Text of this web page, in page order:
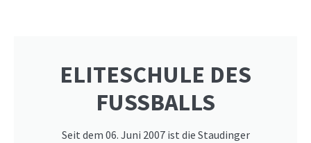
ELITESCHULE DES
FUSSBALLS
Seit dem 06. Juni 2007 ist die Staudinger